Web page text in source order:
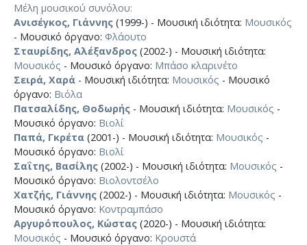
Μέλη μουσικού συνόλου
Ανισέγκος, Γιάννης (1999-) - Μουσική ιδιότητα: Μουσικός
- Μουσικό όργανο: Φλάουτο
Σταυρίδης, Αλέξανδρος (2002-) - Μουσική ιδιότητα:
Μουσικός - Μουσικό όργανο: Μπάσο κλαρινέτο
Σειρά, Χαρά - Μουσική ιδιότητα: Μουσικός - Μουσικό
όργανο: Βιόλα
Πατσαλίδης, Θοδωρής - Μουσική ιδιότητα: Μουσικός -
Μουσικό όργανο: Βιολί
Παπά, Γκρέτα (2001-) - Μουσική ιδιότητα: Μουσικός -
Μουσικό όργανο: Βιολί
Σαΐτης, Βασίλης (2002-) - Μουσική ιδιότητα: Μουσικός -
Μουσικό όργανο: Βιολοντσέλο
Χατζής, Γιάννης (2002-) - Μουσική ιδιότητα: Μουσικός -
Μουσικό όργανο: Κοντραμπάσο
Αργυρόπουλος, Κώστας (2020-) - Μουσική ιδιότητα:
Μουσικός - Μουσικό όργανο: Κρουστά